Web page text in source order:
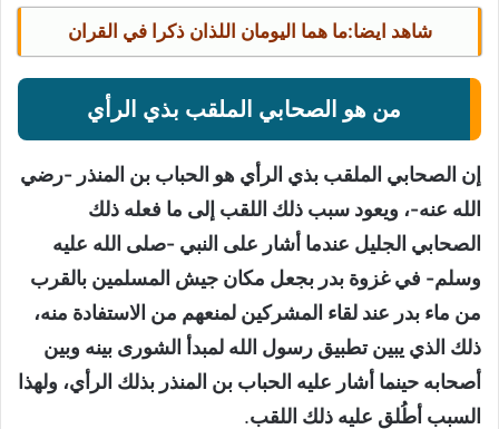
شاهد ايضا:ما هما اليومان اللذان ذكرا في القران
من هو الصحابي الملقب بذي الرأي
إن الصحابي الملقب بذي الرأي هو الحباب بن المنذر -رضي
الله عنه-، ويعود سبب ذلك اللقب إلى ما فعله ذلك
الصحابي الجليل عندما أشار على النبي -صلى الله عليه
وسلم- في غزوة بدر بجعل مكان جيش المسلمين بالقرب
من ماء بدر عند لقاء المشركين لمنعهم من الاستفادة منه،
ذلك الذي يبين تطبيق رسول الله لمبدأ الشورى بينه وبين
أصحابه حينما أشار عليه الحباب بن المنذر بذلك الرأي، ولهذا
السبب أطُلق عليه ذلك اللقب.